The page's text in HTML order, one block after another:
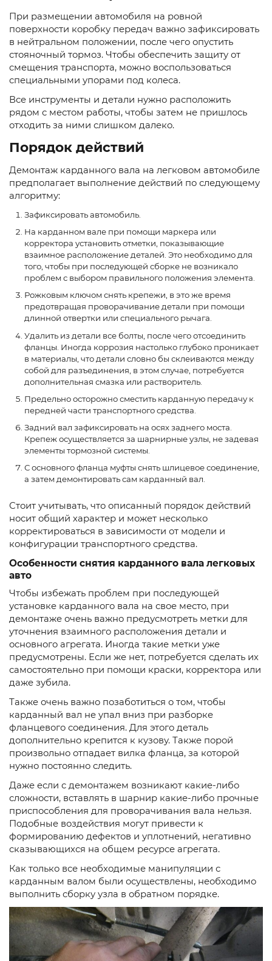
При размещении автомобиля на ровной
поверхности коробку передач важно зафиксировать
в нейтральном положении, после чего опустить
стояночный тормоз. Чтобы обеспечить защиту от
смещения транспорта, можно воспользоваться
специальными упорами под колеса.
Все инструменты и детали нужно расположить
рядом с местом работы, чтобы затем не пришлось
отходить за ними слишком далеко.
Порядок действий
Демонтаж карданного вала на легковом автомобиле
предполагает выполнение действий по следующему
алгоритму:
Зафиксировать автомобиль.
На карданном вале при помощи маркера или
корректора установить отметки, показывающие
взаимное расположение деталей. Это необходимо для
того, чтобы при последующей сборке не возникало
проблем с выбором правильного положения элемента.
Рожковым ключом снять крепежи, в это же время
предотвращая проворачивание детали при помощи
длинной отвертки или специального рычага.
Удалить из детали все болты, после чего отсоединить
фланцы. Иногда коррозия настолько глубоко проникает
в материалы, что детали словно бы склеиваются между
собой для разъединения, в этом случае, потребуется
дополнительная смазка или растворитель.
Предельно осторожно сместить карданную передачу к
передней части транспортного средства.
Задний вал зафиксировать на осях заднего моста.
Крепеж осуществляется за шарнирные узлы, не задевая
элементы тормозной системы.
С основного фланца муфты снять шлицевое соединение,
а затем демонтировать сам карданный вал.
Стоит учитывать, что описанный порядок действий
носит общий характер и может несколько
корректироваться в зависимости от модели и
конфигурации транспортного средства.
Особенности снятия карданного вала легковых
авто
Чтобы избежать проблем при последующей
установке карданного вала на свое место, при
демонтаже очень важно предусмотреть метки для
уточнения взаимного расположения детали и
основного агрегата. Иногда такие метки уже
предусмотрены. Если же нет, потребуется сделать их
самостоятельно при помощи краски, корректора или
даже зубила.
Также очень важно позаботиться о том, чтобы
карданный вал не упал вниз при разборке
фланцевого соединения. Для этого деталь
дополнительно крепится к кузову. Также порой
произвольно отпадает вилка фланца, за которой
нужно постоянно следить.
Даже если с демонтажем возникают какие-либо
сложности, вставлять в шарнир какие-либо прочные
приспособления для проворачивания вала нельзя.
Подобные воздействия могут привести к
формированию дефектов и уплотнений, негативно
сказывающихся на общем ресурсе агрегата.
Как только все необходимые манипуляции с
карданным валом были осуществлены, необходимо
выполнить сборку узла в обратном порядке.